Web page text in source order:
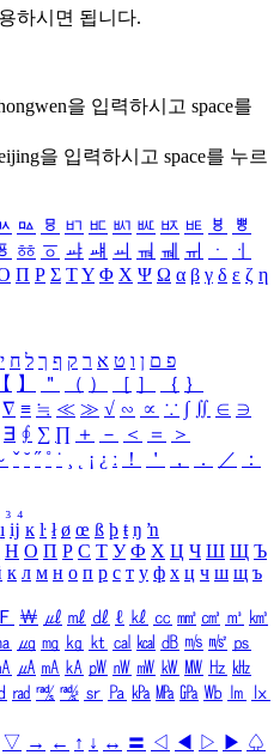
하시면 됩니다.
을 입력하시고 space를
을 입력하시고 space를 누르
ㅰ ㅱ ㅲ ㅳ ㅴ ㅵ ㅶ ㅷ ㅸ
ㅹ
ㆅ ㆆ ㆇ ㆈ ㆉ ㆊ ㆋ ㆌ ㆍ
ㆎ
Π Ρ Σ ΤΥ Φ Χ Ψ Ω α β γ δ ε ζ η
פ ם ן ו ט א ר ק ף ך ל ח י
【 】 ＂ （ ） ［ ］ ｛ ｝
∇ ≡ ≒ ≪ ≫ √ ∽ ∝ ∵ ∫ ∬ ∈ ∋
∃ ∮ ∑ ∏ ＋ － ＜ ＝
＞
ˇ ˘ ˝ ˚ ˙ ¸ ¡ ¿ ː ！ ＇ ， ． ／
：
₃ ₄
ı ĳ ĸ ŀ ł ø œ ß þ ŧ ŋ ŉ
Н О П Р С Т У Ф Х Ц Ч Ш Щ Ъ
к л м н о п р с т у ф х ц ч ш щ ъ
Ｆ ￦ ㎕ ㎖ ㎗ ℓ ㎘ ㏄ ㎣ ㎤ ㎥ ㎦
㎍ ㎎ ㎏ ㏏ ㎈ ㎉ ㏈ ㎧ ㎨ ㎰
㎂ ㎃ ㎄ ㎺ ㎻ ㎽ ㎾ ㎿ ㎐ ㎑
㎭ ㎮ ㎯ ㏛ ㎩ ㎪ ㎫ ㎬ ㏝ ㏐
㏓
▽ → ← ↑ ↓ ↔ 〓 ◁ ◀ ▷ ▶ ♤